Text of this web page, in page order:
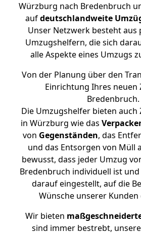
Würzburg nach Bredenbruch
aufdeutschlandweite
Unser Netzwerk besteht aus
Umzugshelfern, die sich
alle Aspekte eines Umzugs
Von der Planung über den
Einrichtung Ihres neuen
Bredenbruch.
Die Umzugshelfer bieten auch
in Würzburg wie das
von Gegenständen, das
und das Entsorgen von Müll
bewusst, dass jeder Umzug
Bredenbruch individuell ist
darauf eingestellt, auf die
Wünsche unserer Kunden
Wir bieten
sind immer bestrebt,